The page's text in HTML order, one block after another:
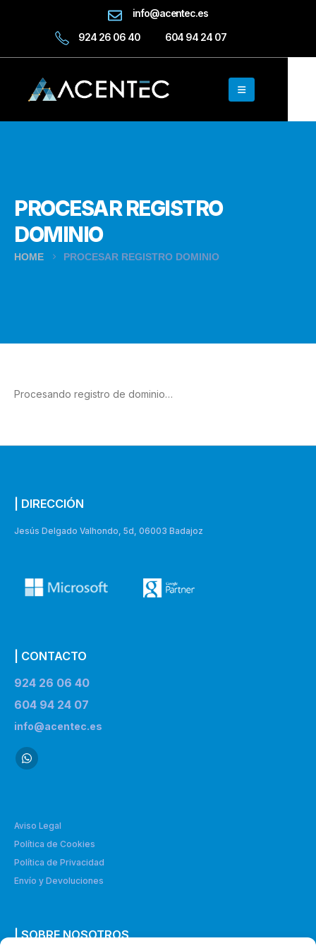
info@acentec.es
924 26 06 40
604 94 24 07
PROCESAR REGISTRO
DOMINIO
HOME PROCESAR REGISTRO DOMINIO
Procesando registro de dominio…
| DIRECCIÓN
Jesús Delgado Valhondo, 5d, 06003 Badajoz
| CONTACTO
924 26 06 40
604 94 24 07
info@acentec.es
Aviso Legal
Política de Cookies
Política de Privacidad
Envío y Devoluciones
| SOBRE NOSOTROS